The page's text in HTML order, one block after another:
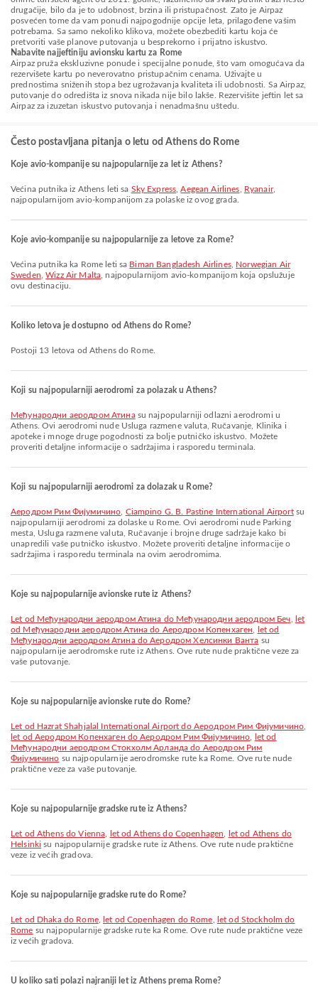
drugačije, bilo da je to udobnost, brzina ili pristupačnost. Zato je Airpaz
posvećen tome da vam ponudi najpogodnije opcije leta, prilagođene vašim
potrebama. Sa samo nekoliko klikova, možete obezbediti kartu koja će
pretvoriti vaše planove putovanja u besprekorno i prijatno iskustvo.
Nabavite najjeftiniju avionsku kartu za Rome
Airpaz pruža ekskluzivne ponude i specijalne ponude, što vam omogućava da
rezervišete kartu po neverovatno pristupačnim cenama. Uživajte u
prednostima sniženih stopa bez ugrožavanja kvaliteta ili udobnosti. Sa Airpaz,
putovanje do odredišta iz snova nikada nije bilo lakše. Rezervišite jeftin let sa
Airpaz za izuzetan iskustvo putovanja i nenadmašnu uštedu.
Često postavljana pitanja o letu od Athens do Rome
Koje avio-kompanije su najpopularnije za let iz Athens?
Većina putnika iz Athens leti sa Sky Express ,Aegean Airlines Ryanair,
najpopularnijom avio-kompanijom za polaske iz ovog grada.
Koje avio-kompanije su najpopularnije za letove za Rome?
Većina putnika ka Rome leti sa Biman Bangladesh Airlines, Norwegian Air
Sweden ,Wizz Air Malta , najpopularnijom avio-kompanijom koja opslužuje
ovu destinaciju.
Koliko letova je dostupno od Athens do Rome?
Postoji 13 letova od Athens do Rome.
Koji su najpopularniji aerodromi za polazak u Athens?
Међународни аеродром Атинаsu najpopularniji odlazni aerodromi u
Athens. Ovi aerodromi nude Usluga razmene valuta, Ručavanje, Klinika i
apoteke i mnoge druge pogodnosti za bolje putničko iskustvo. Možete
proveriti detaljne informacije o sadržajima i rasporedu terminala.
Koji su najpopularniji aerodromi za dolazak u Rome?
Аеродром Рим Фијумичино Ciampino G. B. Pastine International Airportsu
najpopularniji aerodromi za dolaske u Rome. Ovi aerodromi nude Parking
mesta, Usluga razmene valuta, Ručavanje i brojne druge sadržaje kako bi
unapredili vaše putničko iskustvo. Možete proveriti detaljne informacije o
sadržajima i rasporedu terminala na ovim aerodromima.
Koje su najpopularnije avionske rute iz Athens?
let od Међународни аеродром Атина do Међународни аеродром Беч
let
od Међународни аеродром Атина do Аеродром Копенхаген
let od
Међународни аеродром Атина do Аеродром Хелсинки Ванта su
najpopularnije aerodromske rute iz Athens. Ove rute nude praktične veze za
vaše putovanje.
Koje su najpopularnije avionske rute do Rome?
let od Hazrat Shahjalal International Airport do Аеродром Рим Фијумичино
let od Аеродром Копенхаген do Аеродром Рим Фијумичино
let od
Међународни аеродром Стокхолм Арланда do Аеродром Рим
Фијумичино su najpopularnije aerodromske rute ka Rome. Ove rute nude
praktične veze za vaše putovanje.
Koje su najpopularnije gradske rute iz Athens?
let od Athens do Vienna let od Athens do Copenhagen
let od Athens do
Helsinki su najpopularnije gradske rute iz Athens. Ove rute nude praktične
veze iz većih gradova.
Koje su najpopularnije gradske rute do Rome?
let od Dhaka do Rome, let od Copenhagen do Rome
let od Stockholm do
Rome su najpopularnije gradske rute ka Rome. Ove rute nude praktične veze
iz većih gradova.
U koliko sati polazi najraniji let iz Athens prema Rome?